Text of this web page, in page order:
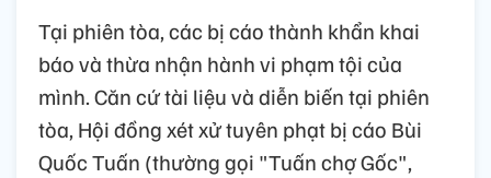
Tại phiên tòa, các bị cáo thành khẩn khai
báo và thừa nhận hành vi phạm tội của
mình. Căn cứ tài liệu và diễn biến tại phiên
tòa, Hội đồng xét xử tuyên phạt bị cáo Bùi
Quốc Tuấn (thường gọi "Tuấn chợ Gốc",